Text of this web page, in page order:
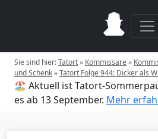
Sie sind hier:Tatort» Kommissare»
und Schenk»Tatort Folge 944: Dicker als
🏖️ Aktuell ist Tatort-
es ab 13 September. Mehr